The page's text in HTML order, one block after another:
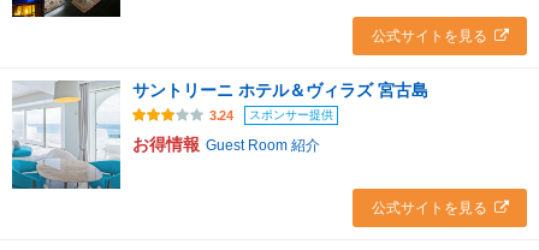
公式サイトを見る
サントリーニ ホテル＆ヴィラズ 宮古島
3.24 スポンサー提供
お得情報 Guest Room 紹介
公式サイトを見る